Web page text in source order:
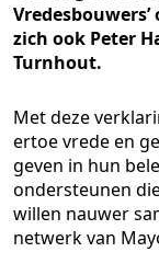
zich ook Peter
Turnhout.
Met deze
ertoe vrede en
geven in hun
ondersteunen
willen nauwer
netwerk van